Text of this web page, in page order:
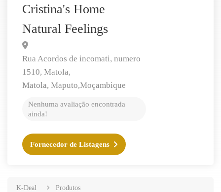
Procura
Cristina's Home
Natural Feelings
Rua Acordos de incomati, numero
1510, Matola,
Matola, Maputo,Moçambique
Nenhuma avaliação encontrada
ainda!
Fornecedor de Listagens
K-Deal
Produtos